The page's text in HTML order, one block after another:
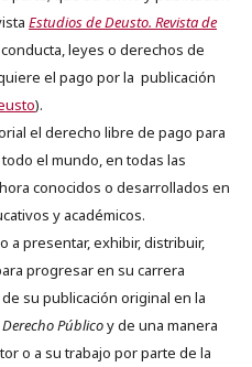
Estudios de Deusto. Revista de
leyes o derechos de
el pago por la publicación
).
el derecho libre de pago para
el mundo, en todas las
conocidos o desarrollados en
y académicos.
a presentar, exhibir, distribuir,
progresar en su carrera
su publicación original en la
Derecho Públicoy de una manera
o a su trabajo por parte de la